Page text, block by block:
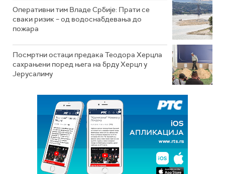
Оперативни тим Владе Србије: Прати се
сваки ризик – од водоснабдевања до
пожара
Посмртни остаци предака Теодора Херцла
сахрањени поред њега на брду Херцл у
Јерусалиму